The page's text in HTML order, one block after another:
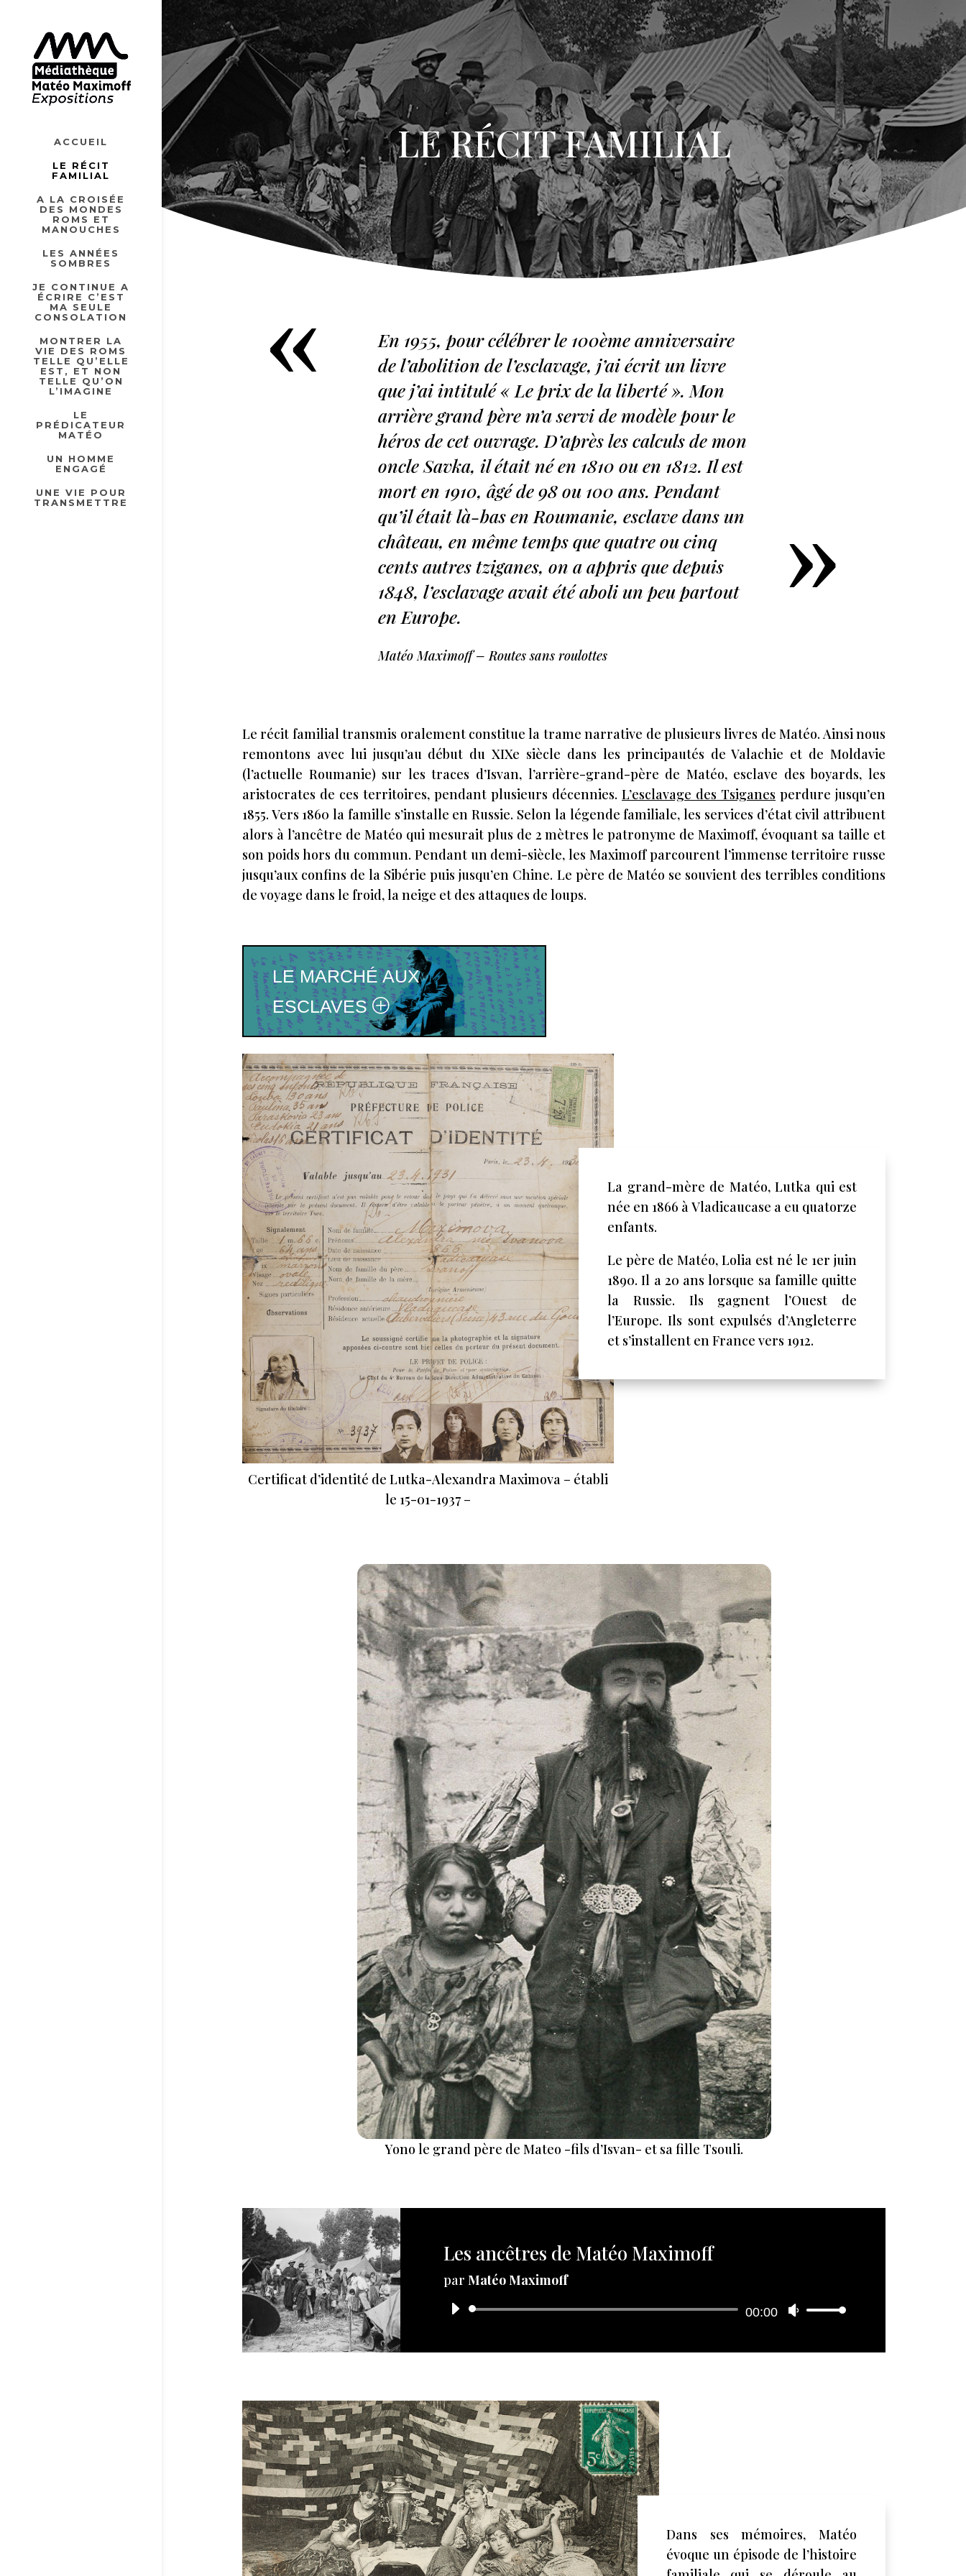
ACCUEIL
LE RÉCIT
FAMILIAL
A LA CROISÉE
DES MONDES
ROMS ET
MANOUCHES
LES ANNÉES
SOMBRES
JE CONTINUE A
ÉCRIRE C’EST
MA SEULE
CONSOLATION
MONTRER LA
VIE DES ROMS
TELLE QU’ELLE
EST, ET NON
TELLE QU’ON
L’IMAGINE
LE
PRÉDICATEUR
MATÉO
UN HOMME
ENGAGÉ
UNE VIE POUR
TRANSMETTRE
LE RÉCIT FAMILIAL
«
En 1955, pour célébrer le 100ème anniversaire
de l’abolition de l’esclavage, j’ai écrit un livre
que j’ai intitulé « Le prix de la liberté ». Mon
arrière grand père m’a servi de modèle pour le
héros de cet ouvrage. D’après les calculs de mon
oncle Savka, il était né en 1810 ou en 1812. Il est
mort en 1910, âgé de 98 ou 100 ans. Pendant
qu’il était là-bas en Roumanie, esclave dans un
château, en même temps que quatre ou cinq
cents autres tziganes, on a appris que depuis
1848, l’esclavage avait été aboli un peu partout
en Europe.
Matéo Maximoff – Routes sans roulottes
»
Le récit familial transmis oralement constitue la trame narrative de plusieurs livres de Matéo. Ainsi nous
remontons avec lui jusqu’au début du XIXe siècle dans les principautés de Valachie et de Moldavie
(l’actuelle Roumanie) sur les traces d’Isvan, l’arrière-grand-père de Matéo, esclave des boyards, les
aristocrates de ces territoires, pendant plusieurs décennies.L’esclavage des Tsiganes perdure jusqu’en
1855. Vers 1860 la famille s’installe en Russie. Selon la légende familiale, les services d’état civil attribuent
alors à l’ancêtre de Matéo qui mesurait plus de 2 mètres le patronyme de Maximoff, évoquant sa taille et
son poids hors du commun. Pendant un demi-siècle, les Maximoff parcourent l’immense territoire russe
jusqu’aux confins de la Sibérie puis jusqu’en Chine. Le père de Matéo se souvient des terribles conditions
de voyage dans le froid, la neige et des attaques de loups.
LE MARCHÉ AUX
ESCLAVES
Certificat d’identité de Lutka-Alexandra Maximova – établi
le 15-01-1937 –
La grand-mère de Matéo, Lutka qui est
née en 1866 à Vladicaucase a eu quatorze
enfants.
Le père de Matéo, Lolia est né le 1er juin
1890. Il a 20 ans lorsque sa famille quitte
la Russie. Ils gagnent l’Ouest de
l’Europe. Ils sont expulsés d’Angleterre
et s’installent en France vers 1912.
Yono le grand père de Mateo -fils d’Isvan- et sa fille Tsouli.
Les ancêtres de Matéo Maximoff
par Matéo Maximoff
Lecteur
00:00
Utilisez
flèches
Dans ses mémoires, Matéo
évoque un épisode de l’histoire